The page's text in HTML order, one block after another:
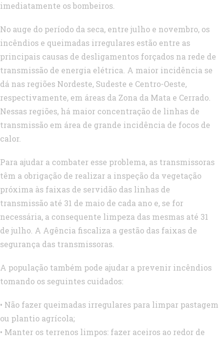
imediatamente os bombeiros.
No auge do período da seca, entre julho e novembro, os
incêndios e queimadas irregulares estão entre as
principais causas de desligamentos forçados na rede de
transmissão de energia elétrica. A maior incidência se
dá nas regiões Nordeste, Sudeste e Centro-Oeste,
respectivamente, em áreas da Zona da Mata e Cerrado.
Nessas regiões, há maior concentração de linhas de
transmissão em área de grande incidência de focos de
calor.
Para ajudar a combater esse problema, as transmissoras
têm a obrigação de realizar a inspeção da vegetação
próxima às faixas de servidão das linhas de
transmissão até 31 de maio de cada ano e, se for
necessária, a consequente limpeza das mesmas até 31
de julho. A Agência fiscaliza a gestão das faixas de
segurança das transmissoras.
A população também pode ajudar a prevenir incêndios
tomando os seguintes cuidados:
• Não fazer queimadas irregulares para limpar pastagem
ou plantio agrícola;
• Manter os terrenos limpos: fazer aceiros ao redor de